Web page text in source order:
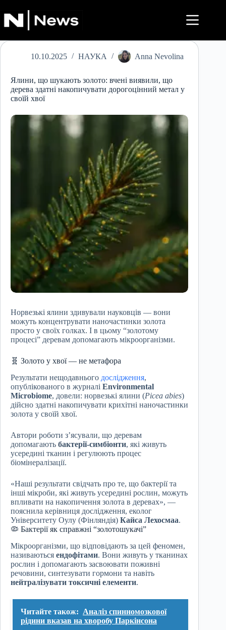
до
вмісту
10.10.2025 НАУКА Anna Nevolina
Ялини, що шукають золото: вчені виявили, що
дерева здатні накопичувати дорогоцінний метал у
своїй хвої
Норвезькі ялини здивували науковців — вони
можуть концентрувати наночастинки золота
просто у своїх голках. І в цьому “золотому
процесі” деревам допомагають мікроорганізми.
🧬 Золото у хвої — не метафора
Результати нещодавнього дослідження,
опублікованого в журналі Environmental
Microbiome, довели: норвезькі ялини (Picea abies)
дійсно здатні накопичувати крихітні наночастинки
золота у своїй хвої.
Автори роботи з’ясували, що деревам
допомагають бактерії-симбіонти, які живуть
усередині тканин і регулюють процес
біомінералізації.
«Наші результати свідчать про те, що бактерії та
інші мікроби, які живуть усередині рослин, можуть
впливати на накопичення золота в деревах», —
пояснила керівниця дослідження, еколог
Університету Оулу (Фінляндія) Кайса Лехосмаа.
🦠 Бактерії як справжні “золотошукачі”
Мікроорганізми, що відповідають за цей феномен,
називаються ендофітами. Вони живуть у тканинах
рослин і допомагають засвоювати поживні
речовини, синтезувати гормони та навіть
нейтралізувати токсичні елементи.
Читайте також: Аналіз спинномозкової
рідини вказав на хворобу Паркінсона